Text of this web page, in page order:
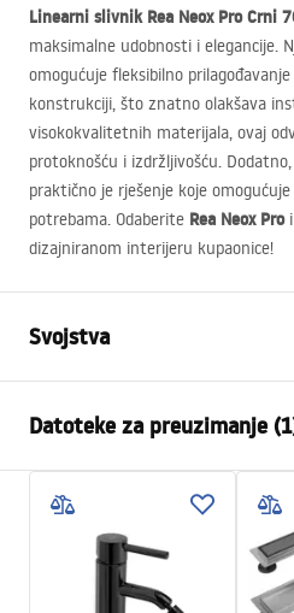
Linearni slivnik Rea Neox Pro Crni
maksimalne udobnosti i elegancije.
omogućuje fleksibilno
konstrukciji, što znatno olakšava
visokokvalitetnih materijala, ovaj
protoknošću i izdržljivošću.
praktično je rješenje koje
potrebama. Odaberite Rea Neox Proi
dizajniranom interijeru kupaonice!
Svojstva
Tip sifona
Duljina kanalice (cm)
70
Materijal kanalice
Vrsta rešetke
Datoteke za preuzimanje
Montažne upute
LINEAR-3.pdf